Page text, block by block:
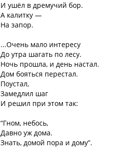
И ушёл в дремучий бор.
А калитку —
На запор.
...Очень мало интересу
До утра шагать по лесу.
Ночь прошла, и день настал.
Дом бояться перестал.
Поустал,
Замедлил шаг
И решил при этом так:
“Гном, небось,
Давно уж дома.
Знать, домой пора и дому”.